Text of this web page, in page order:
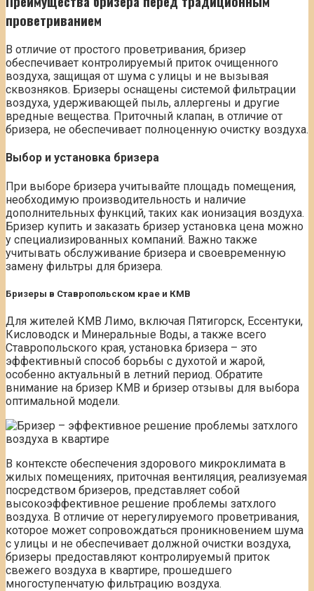
проветриванием
В отличие от простого проветривания, бризер
обеспечивает контролируемый приток очищенного
воздуха, защищая от шума с улицы и не вызывая
сквозняков. Бризеры оснащены системой фильтрации
воздуха, удерживающей пыль, аллергены и другие
вредные вещества. Приточный клапан, в отличие от
бризера, не обеспечивает полноценную очистку воздуха.
Выбор и установка бризера
При выборе бризера учитывайте площадь помещения,
необходимую производительность и наличие
дополнительных функций, таких как ионизация воздуха.
Бризер купить и заказать бризер установка цена можно
у специализированных компаний. Важно также
учитывать обслуживание бризера и своевременную
замену фильтры для бризера.
Бризеры в Ставропольском крае и КМВ
Для жителей КМВ Лимо, включая Пятигорск, Ессентуки,
Кисловодск и Минеральные Воды, а также всего
Ставропольского края, установка бризера – это
эффективный способ борьбы с духотой и жарой,
особенно актуальный в летний период. Обратите
внимание на бризер КМВ и бризер отзывы для выбора
оптимальной модели.
В контексте обеспечения здорового микроклимата в
жилых помещениях, приточная вентиляция, реализуемая
посредством бризеров, представляет собой
высокоэффективное решение проблемы затхлого
воздуха. В отличие от нерегулируемого проветривания,
которое может сопровождаться проникновением шума
с улицы и не обеспечивает должной очистки воздуха,
бризеры предоставляют контролируемый приток
свежего воздуха в квартире, прошедшего
многоступенчатую фильтрацию воздуха.